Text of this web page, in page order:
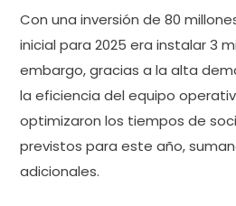
Con una inversión de 80
inicial para 2025 era instalar 3
embargo, gracias a la alta
la eficiencia del equipo
optimizaron los tiempos de
previstos para este año,
adicionales.